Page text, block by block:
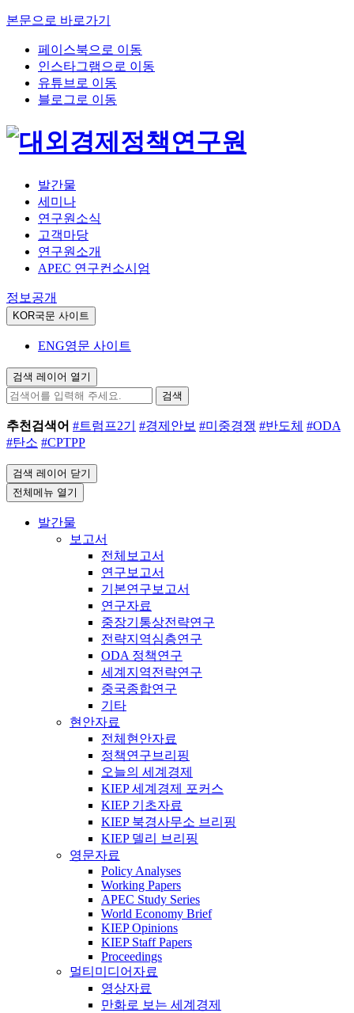
본문으로 바로가기
페이스북으로 이동
인스타그램으로 이동
유튜브로 이동
블로그로 이동
발간물
세미나
연구원소식
고객마당
연구원소개
APEC 연구컨소시엄
정보공개
KOR국문 사이트
ENG영문 사이트
검색 레이어 열기
검색
추천검색어 #트럼프2기 #경제안보 #미중경쟁 #반도체 #ODA
#탄소 #CPTPP
검색 레이어 닫기
전체메뉴 열기
발간물
보고서
전체보고서
연구보고서
기본연구보고서
연구자료
중장기통상전략연구
전략지역심층연구
ODA 정책연구
세계지역전략연구
중국종합연구
기타
현안자료
전체현안자료
정책연구브리핑
오늘의 세계경제
KIEP 세계경제 포커스
KIEP 기초자료
KIEP 북경사무소 브리핑
KIEP 델리 브리핑
영문자료
Policy Analyses
Working Papers
APEC Study Series
World Economy Brief
KIEP Opinions
KIEP Staff Papers
Proceedings
멀티미디어자료
영상자료
만화로 보는 세계경제